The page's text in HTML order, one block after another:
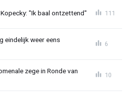
"Ik baal ontzettend" 111
eindelijk weer eens
6
zege in Ronde van
10